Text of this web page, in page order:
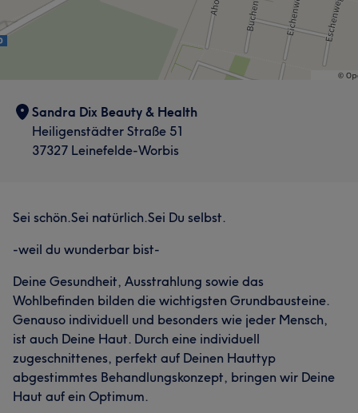
Sandra Dix Beauty & Health
Heiligenstädter Straße 51
37327 Leinefelde-Worbis
Sei schön.Sei natürlich.Sei Du selbst.
-weil du wunderbar bist-
Deine Gesundheit, Ausstrahlung sowie das
Wohlbefinden bilden die wichtigsten Grundbausteine.
Genauso individuell und besonders wie jeder Mensch,
ist auch Deine Haut. Durch eine individuell
zugeschnittenes, perfekt auf Deinen Hauttyp
abgestimmtes Behandlungskonzept, bringen wir Deine
Haut auf ein Optimum.